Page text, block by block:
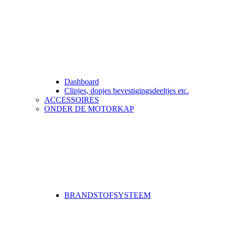
Dashboard
Clipjes, dopjes bevestigingsdeeltjes etc.
ACCESSOIRES
ONDER DE MOTORKAP
BRANDSTOFSYSTEEM